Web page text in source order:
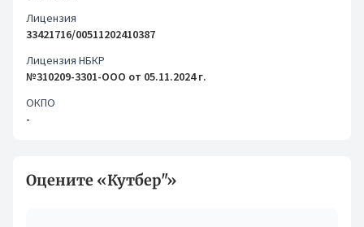
Лицензия
33421716/00511202410387
Лицензия НБКР
№310209-3301-ООО от 05.11.2024 г.
ОКПО
-
Оцените «Кутбер"»